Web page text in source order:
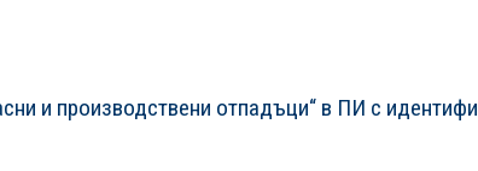
и производствени отпадъци“ в ПИ с